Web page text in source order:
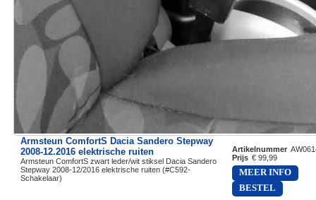
Armsteun ComfortS Dacia Sandero Stepway
2008-12.2016 elektrische ruiten
Armsteun ComfortS zwart leder/wit stiksel Dacia Sandero
Stepway 2008-12/2016 elektrische ruiten (#C592-
Schakelaar)
Artikelnummer
Prijs € 99,99
MEER INFO
BESTEL